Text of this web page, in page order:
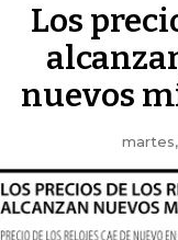
Los
nuevos